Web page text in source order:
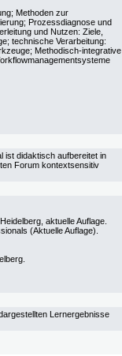
Methoden zur
Prozessdiagnose und
und Nutzen: Ziele,
technische Verarbeitung:
Methodisch-integrative
ist didaktisch aufbereitet in
Forum kontextsensitiv
aktuelle Auflage.
(Aktuelle Auflage).
Lernergebnisse